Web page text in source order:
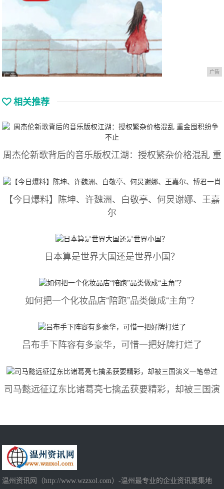
广告
相关推荐
周杰伦新歌背后的音乐版权江湖：授权繁杂价格混乱 重
【今日爆料】陈坤、许魏洲、白敬亭、何炅谢娜、王嘉
尔
日本算是世界大国还是世界小国？
如何把一个化妆品店“陪跑”品类做成“主角”？
吕布手下阵容有多豪华，可惜一把好牌打烂了
司马懿​远征辽东比诸葛亮七擒孟获要精彩，却被三国演
温州资讯网（http://www.wzzxol.com）-温州最专业的企业资讯聚集地